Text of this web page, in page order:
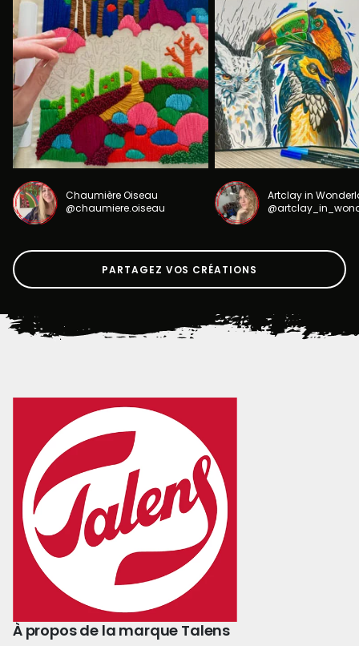
Chaumière Oiseau
@chaumiere.oiseau
Artclay in
PARTAGEZ VOS CRÉATIONS
À propos de la marque Talens